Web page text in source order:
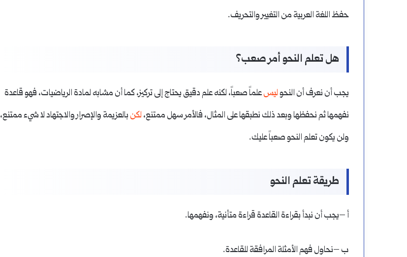
حفظ اللغة العربية من التغيير والتحريف.
هل تعلم النحو أمر صعب؟
يجب أن نعرف أن النحوليسعلماً صعباً، لكنه علم دقيق يحتاج إلى تركيز، كما أن مشابه لمادة الرياضيات، فهو قاعدة
نفهمها ثم نحفظها وبعد ذلك نطبقها على المثال، فالأمر سهل ممتنع، لكن بالعزيمة والإصرار والاجتهاد لا شيء ممتنع،
ولن يكون تعلم النحو صعباً عليك.
طريقة تعلم النحو
أ –يجب أن نبدأ بقراءة القاعدة قراءة متأنية، ونفهمها.
ب –نحاول فهم الأمثلة المرافقة للقاعدة.